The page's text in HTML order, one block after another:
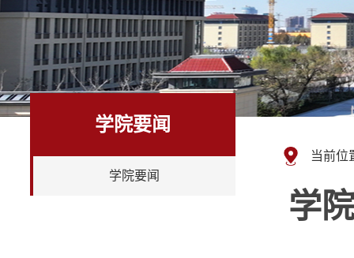
学院要闻
学院要闻
当前位
学